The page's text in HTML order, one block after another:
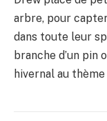
arbre, pour
dans toute leur
branche d’un pin
hivernal au